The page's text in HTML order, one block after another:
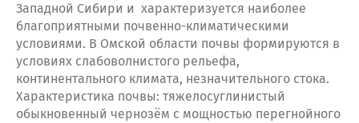
Западной Сибири и характеризуется наиболее
благоприятными почвенно-климатическими
условиями. В Омской области почвы формируются в
условиях слабоволнистого рельефа,
континентального климата, незначительного стока.
Характеристика почвы: тяжелосуглинистый
обыкновенный чернозём с мощностью перегнойного